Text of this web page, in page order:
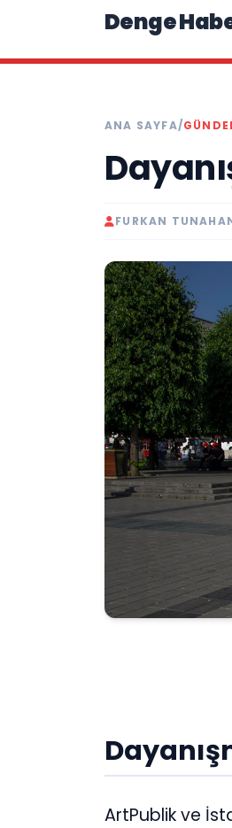
Denge
ANA SAYFA/
FURKAN
Dayanış
ArtPublik ve